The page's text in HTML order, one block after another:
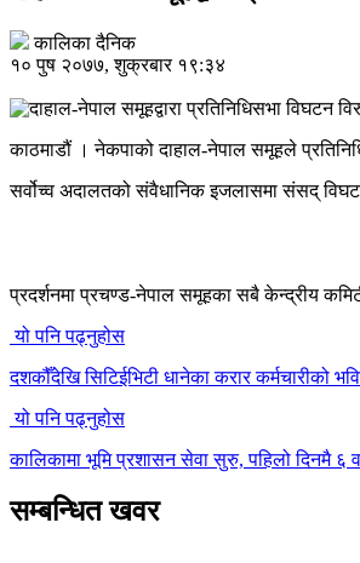
कालिका दैनिक
१० पुष २०७७, शुक्रबार १९:३४
काठमाडौं । नेकपाको दाहाल-नेपाल समूहले
सर्वोच्व अदालतको संवैधानिक इजलासमा संसद्
प्रदर्शनमा प्रचण्ड-नेपाल समूहका सबै केन्द्रीय
यो पनि पढ्नुहोस
दशकौँदेखि सिटिईभिटी धानेका करार कर्मचारीको
यो पनि पढ्नुहोस
कालिकामा भूमि प्रशासन सेवा सुरु, पहिलो दिनमै ६
सम्बन्धित खवर